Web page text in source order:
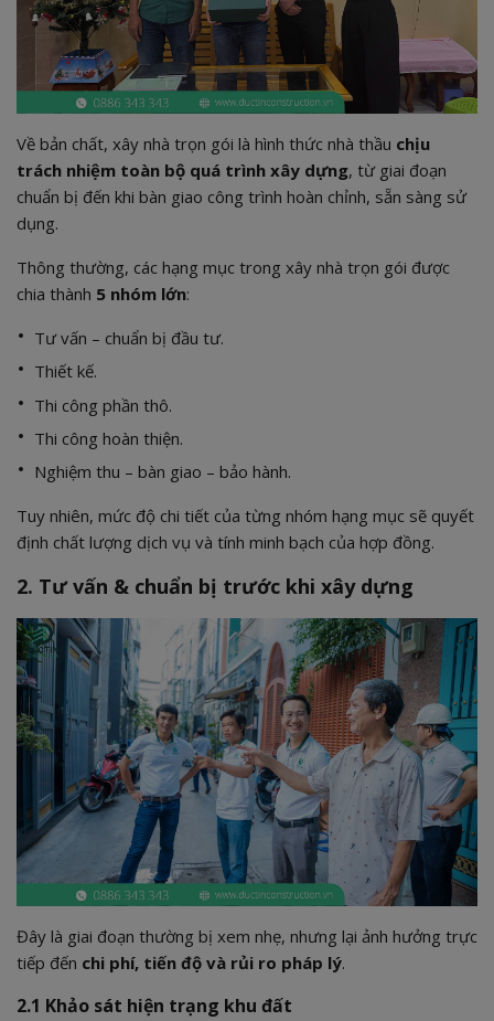
Về bản chất, xây nhà trọn gói là hình thức nhà thầu chịu
trách nhiệm toàn bộ quá trình xây dựng, từ giai đoạn
chuẩn bị đến khi bàn giao công trình hoàn chỉnh, sẵn sàng sử
dụng.
Thông thường, các hạng mục trong xây nhà trọn gói được
chia thành 5 nhóm lớn:
Tư vấn – chuẩn bị đầu tư.
Thiết kế.
Thi công phần thô.
Thi công hoàn thiện.
Nghiệm thu – bàn giao – bảo hành.
Tuy nhiên, mức độ chi tiết của từng nhóm hạng mục sẽ quyết
định chất lượng dịch vụ và tính minh bạch của hợp đồng.
2. Tư vấn & chuẩn bị trước khi xây dựng
Đây là giai đoạn thường bị xem nhẹ, nhưng lại ảnh hưởng trực
tiếp đến chi phí, tiến độ và rủi ro pháp lý.
2.1 Khảo sát hiện trạng khu đất